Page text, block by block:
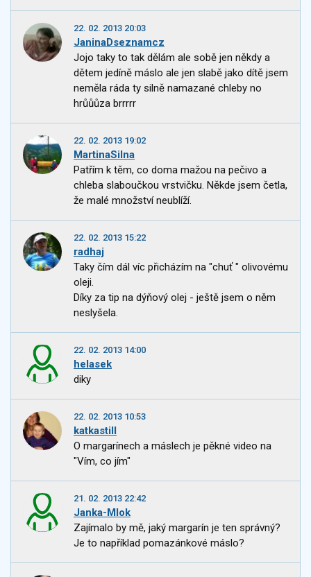
22. 02. 2013 20:03
JaninaDseznamcz
Jojo taky to tak dělám ale sobě jen někdy a
dětem jedíně máslo ale jen slabě jako dítě jsem
neměla ráda ty silně namazané chleby no
hrůůůza brrrrr
22. 02. 2013 19:02
MartinaSilna
Patřím k těm, co doma mažou na pečivo a
chleba slaboučkou vrstvičku. Někde jsem četla,
že malé množství neublíží.
22. 02. 2013 15:22
radhaj
Taky čím dál víc přicházím na "chuť " olivovému
oleji.
Díky za tip na dýňový olej - ještě jsem o něm
neslyšela.
22. 02. 2013 14:00
helasek
diky
22. 02. 2013 10:53
katkastill
O margarínech a máslech je pěkné video na
"Vím, co jím"
21. 02. 2013 22:42
Janka-Mlok
Zajímalo by mě, jaký margarín je ten správný?
Je to například pomazánkové máslo?